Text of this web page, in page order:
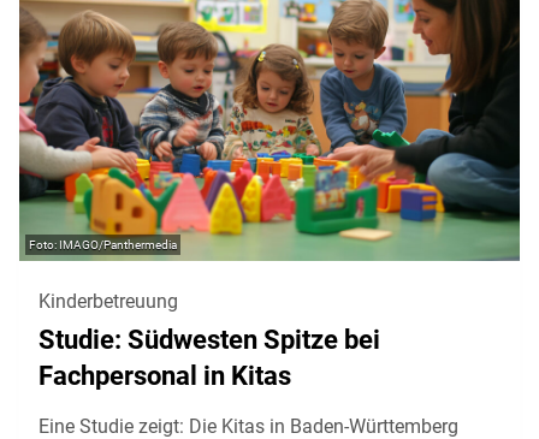
IMAGO/Panthermedia
Kinderbetreuung
Studie: Südwesten Spitze bei
Fachpersonal in Kitas
Eine Studie zeigt: Die Kitas in Baden-Württemberg